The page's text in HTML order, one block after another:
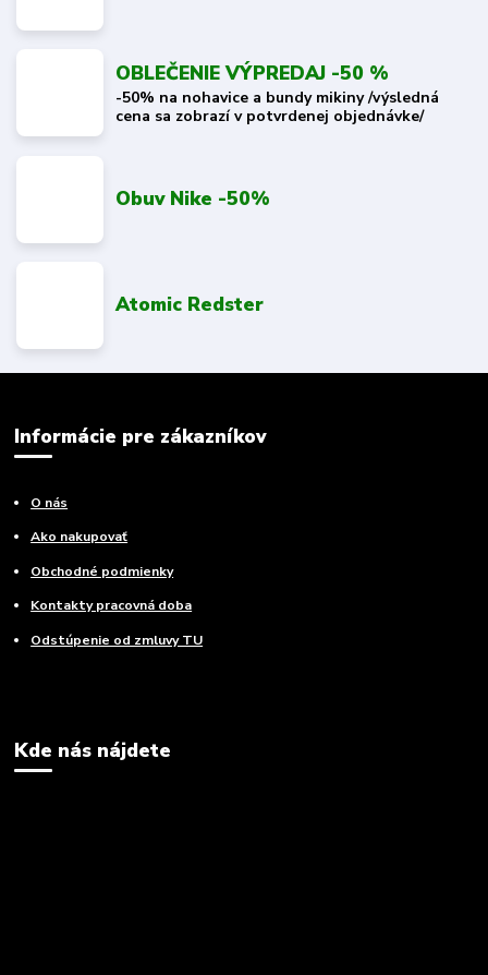
OBLEČENIE VÝPREDAJ -50 %
-50% na nohavice a bundy mikiny /výsledná
cena sa zobrazí v potvrdenej objednávke/
Obuv Nike -50%
Atomic Redster
Informácie pre zákazníkov
O nás
Ako nakupovať
Obchodné podmienky
Kontakty pracovná doba
Odstúpenie od zmluvy TU
Kde nás nájdete